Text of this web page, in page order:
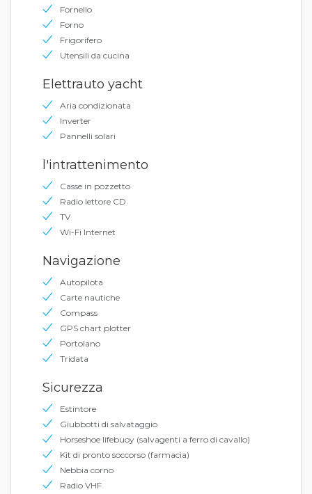
Fornello
Forno
Frigorifero
Utensili da cucina
Elettrauto yacht
Aria condizionata
Inverter
Pannelli solari
l'intrattenimento
Casse in pozzetto
Radio lettore CD
TV
Wi-Fi Internet
Navigazione
Autopilota
Carte nautiche
Compass
GPS chart plotter
Portolano
Tridata
Sicurezza
Estintore
Giubbotti di salvataggio
Horseshoe lifebuoy (salvagenti a ferro di cavallo)
Kit di pronto soccorso (farmacia)
Nebbia corno
Radio VHF